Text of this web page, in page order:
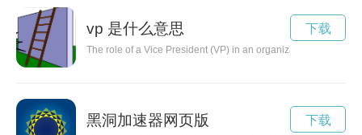
vp 是什么意思
The role of a Vice President (VP) in an organization is crucial
下载
黑洞加速器网页版 下载